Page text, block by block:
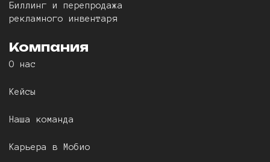
Биллинг и перепродажа
рекламного инвентаря
Компания
О нас
Кейсы
Наша команда
Карьера в Мобио